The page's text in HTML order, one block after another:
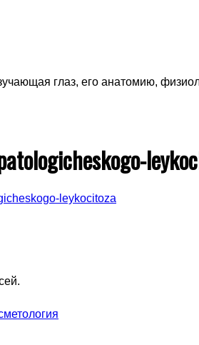
глаз, его анатомию,